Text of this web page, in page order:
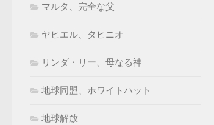
マルタ、完全な父
ヤヒエル、タヒニオ
リンダ・リー、母なる神
地球同盟、ホワイトハット
地球解放